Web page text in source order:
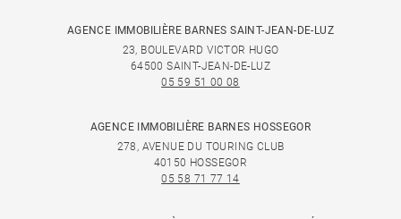
AGENCE IMMOBILIÈRE BARNES SAINT-JEAN-DE-LUZ
23, BOULEVARD VICTOR HUGO
64500 SAINT-JEAN-DE-LUZ
05 59 51 00 08
AGENCE IMMOBILIÈRE BARNES HOSSEGOR
278, AVENUE DU TOURING CLUB
40150 HOSSEGOR
05 58 71 77 14